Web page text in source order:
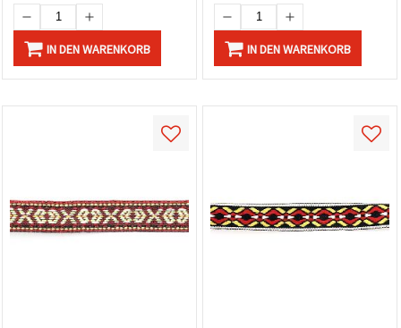
IN DEN WARENKORB IN DEN WARENKORB